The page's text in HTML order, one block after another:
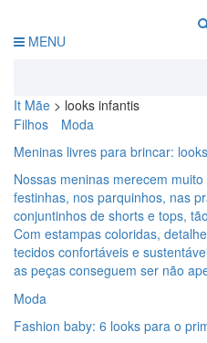
MENU
It Mãe > looks infantis
Filhos
Moda
Meninas livres para brincar:
Nossas meninas merecem
festinhas, nos parquinhos, nas
conjuntinhos de shorts e tops,
Com estampas coloridas,
tecidos confortáveis e
as peças conseguem ser não
Moda
Fashion baby: 6 looks para o